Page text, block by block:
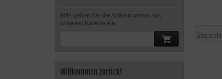
Übersicht
Bitte geben Sie die Artikelnummer aus
unserem Katalog ein.
Willkommen zurück!